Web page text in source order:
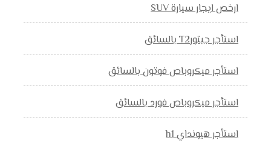
ارخص ايجار سيارة SUV
استأجر جيتورT2 بالسائق
استأجر ميكروباص فوتون بالسائق
استأجر ميكروباص فورد بالسائق
استأجر هيونداي h1